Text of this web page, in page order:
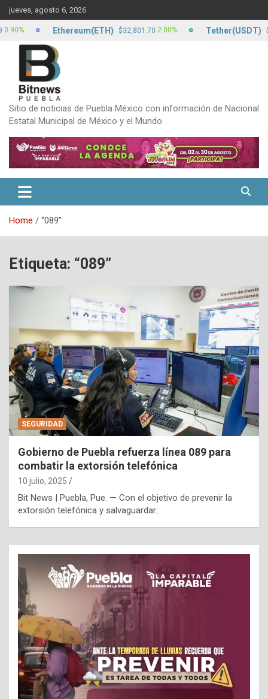
Skip
to
content
jueves, agosto 6, 2026
Sitio de noticias de Puebla México con información de Nacional
Estatal Municipal de México y el Mundo
Home “089”
Etiqueta: “089”
SEGURIDAD
Gobierno de Puebla refuerza línea 089 para
combatir la extorsión telefónica
10 julio, 2025
Bit News | Puebla, Pue. — Con el objetivo de prevenir la
extorsión telefónica y salvaguardar…
Ethereum(ETH) $32,801.70 2.00% Tether(USDT) $17.22